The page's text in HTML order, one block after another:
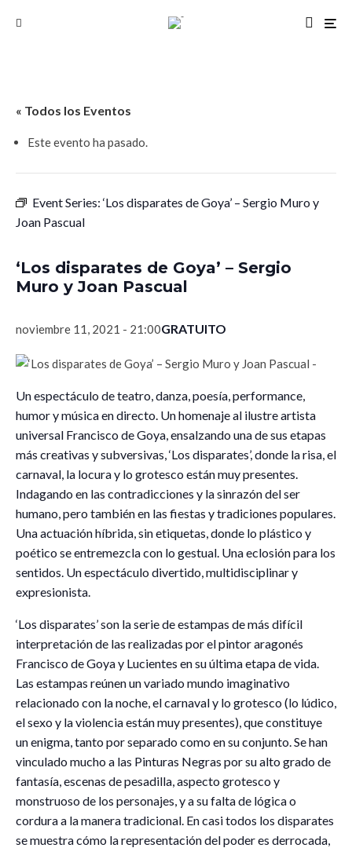
« Todos los Eventos
Este evento ha pasado.
Event Series: ‘Los disparates de Goya’ – Sergio Muro y
Joan Pascual
‘Los disparates de Goya’ – Sergio
Muro y Joan Pascual
noviembre 11, 2021 - 21:00GRATUITO
Un espectáculo de teatro, danza, poesía, performance,
humor y música en directo. Un homenaje al ilustre artista
universal Francisco de Goya, ensalzando una de sus etapas
más creativas y subversivas, ‘Los disparates’, donde la risa, el
carnaval, la locura y lo grotesco están muy presentes.
Indagando en las contradicciones y la sinrazón del ser
humano, pero también en las fiestas y tradiciones populares.
Una actuación híbrida, sin etiquetas, donde lo plástico y
poético se entremezcla con lo gestual. Una eclosión para los
sentidos. Un espectáculo divertido, multidisciplinar y
expresionista.
‘Los disparates’ son la serie de estampas de más difícil
interpretación de las realizadas por el pintor aragonés
Francisco de Goya y Lucientes en su última etapa de vida.
Las estampas reúnen un variado mundo imaginativo
relacionado con la noche, el carnaval y lo grotesco (lo lúdico,
el sexo y la violencia están muy presentes), que constituye
un enigma, tanto por separado como en su conjunto. Se han
vinculado mucho a las Pinturas Negras por su alto grado de
fantasía, escenas de pesadilla, aspecto grotesco y
monstruoso de los personajes, y a su falta de lógica o
cordura a la manera tradicional. En casi todos los disparates
se muestra cómo la representación del poder es derrocada,